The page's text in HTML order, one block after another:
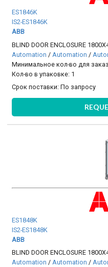
ES1846K
IS2-ES1846K
ABB
BLIND DOOR ENCLOSURE
Automation / Automation /
Минимальное кол-во для
Кол-во в упаковке: 1
Срок поставки:По запросу
ES1848K
IS2-ES1848K
ABB
BLIND DOOR ENCLOSURE
Automation / Automation /